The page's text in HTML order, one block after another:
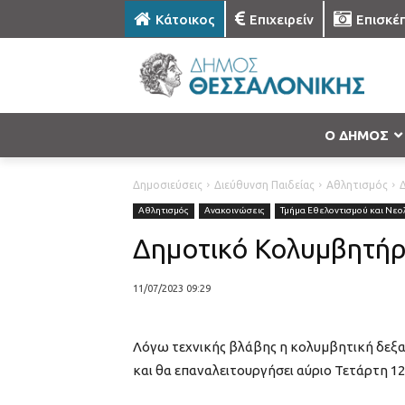
Κάτοικος Επιχειρείν
Ο ΔΗΜΟΣ
Δημοσιεύσεις Διεύθυνση Παιδείας Αθλητισμός
Αθλητισμός Ανακοινώσεις Τμήμα Εθελοντισμού και
Δημοτικό
11/07/2023 09:29
Λόγω τεχνικής βλάβης η κολυμβητική
και θα επαναλειτουργήσει αύριο Τετάρτη 12